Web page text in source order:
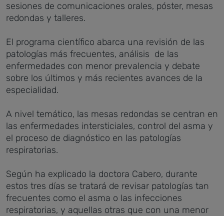
sesiones de comunicaciones orales, póster, mesas
redondas y talleres.
El programa científico abarca una revisión de las
patologías más frecuentes, análisis de las
enfermedades con menor prevalencia y debate
sobre los últimos y más recientes avances de la
especialidad.
A nivel temático, las mesas redondas se centran en
las enfermedades intersticiales, control del asma y
el proceso de diagnóstico en las patologías
respiratorias.
Según ha explicado la doctora Cabero, durante
estos tres días se tratará de revisar patologías tan
frecuentes como el asma o las infecciones
respiratorias, y aquellas otras que con una menor